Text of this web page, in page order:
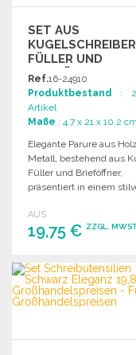
SET AUS
FÜLLER UND
BRIEFÖFFNER AUS
HOLZ UND METALL
Ref.16-24910
Produktbestand : 2
Artikel
Maße : 4.7 x 21 x 10.2 cm
Elegante Parure aus
Metall, bestehend aus
Füller und Brieföffner,
präsentiert in einem
AUS
19,75 € ZZGL.
BESTELLEN
Angebot anfordern